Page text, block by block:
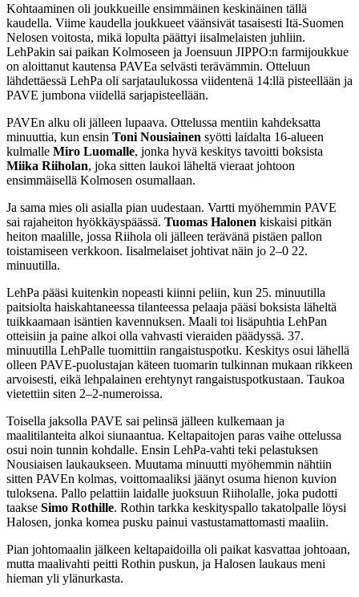
Kohtaaminen oli joukkueille ensimmäinen keskinäinen tällä
kaudella. Viime kaudella joukkueet väänsivät tasaisesti Itä-Suomen
Nelosen voitosta, mikä lopulta päättyi iisalmelaisten juhliin.
LehPakin sai paikan Kolmoseen ja Joensuun JIPPO:n farmijoukkue
on aloittanut kautensa PAVEa selvästi terävämmin. Otteluun
lähdettäessä LehPa oli sarjataulukossa viidentenä 14:llä pisteellään ja
PAVE jumbona viidellä sarjapisteellään.
PAVEn alku oli jälleen lupaava. Ottelussa mentiin kahdeksatta
minuuttia, kun ensin Toni Nousiainen syötti laidalta 16-alueen
kulmalle Miro Luomalle, jonka hyvä keskitys tavoitti boksista
Miika Riiholan, joka sitten laukoi läheltä vieraat johtoon
ensimmäisellä Kolmosen osumallaan.
Ja sama mies oli asialla pian uudestaan. Vartti myöhemmin PAVE
sai rajaheiton hyökkäyspäässä. Tuomas Halonen kiskaisi pitkän
heiton maalille, jossa Riihola oli jälleen terävänä pistäen pallon
toistamiseen verkkoon. Iisalmelaiset johtivat näin jo 2–0 22.
minuutilla.
LehPa pääsi kuitenkin nopeasti kiinni peliin, kun 25. minuutilla
paitsiolta haiskahtaneessa tilanteessa pelaaja pääsi boksista läheltä
tuikkaamaan isäntien kavennuksen. Maali toi lisäpuhtia LehPan
otteisiin ja paine alkoi olla vahvasti vieraiden päädyssä. 37.
minuutilla LehPalle tuomittiin rangaistuspotku. Keskitys osui lähellä
olleen PAVE-puolustajan käteen tuomarin tulkinnan mukaan rikkeen
arvoisesti, eikä lehpalainen erehtynyt rangaistuspotkustaan. Taukoa
vietettiin siten 2–2-numeroissa.
Toisella jaksolla PAVE sai pelinsä jälleen kulkemaan ja
maalitilanteita alkoi siunaantua. Keltapaitojen paras vaihe ottelussa
osui noin tunnin kohdalle. Ensin LehPa-vahti teki pelastuksen
Nousiaisen laukaukseen. Muutama minuutti myöhemmin nähtiin
sitten PAVEn kolmas, voittomaaliksi jäänyt osuma hienon kuvion
tuloksena. Pallo pelattiin laidalle juoksuun Riiholalle, joka pudotti
taakse Simo Rothille. Rothin tarkka keskityspallo takatolpalle löysi
Halosen, jonka komea pusku painui vastustamattomasti maaliin.
Pian johtomaalin jälkeen keltapaidoilla oli paikat kasvattaa johtoaan,
mutta maalivahti peitti Rothin puskun, ja Halosen laukaus meni
hieman yli ylänurkasta.